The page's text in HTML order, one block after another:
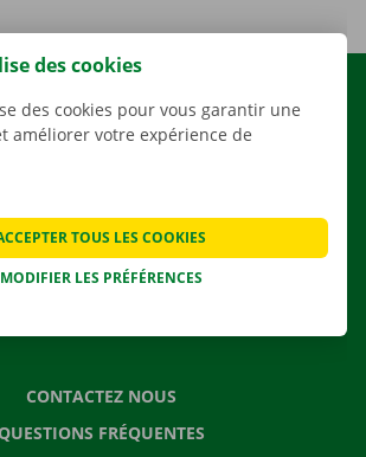
LOCATION
NOS VÉHICULES
APPLI
DE DÉMÉNAGEMENT
CONTACTEZ NOUS
FRÉQUENTES
des cookies
des cookies pour vous garantir une
améliorer votre expérience de
MODIFIER LES PRÉFÉRENCES
TOUS LES COOKIES